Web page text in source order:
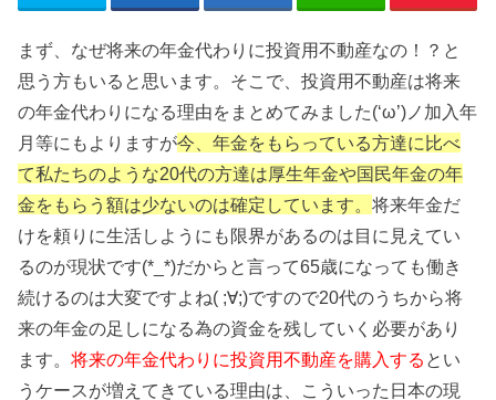
まず、なぜ将来の年金代わりに投資用不動産なの！？と
思う方もいると思います。そこで、投資用不動産は将来
の年金代わりになる理由をまとめてみました(‘ω’)ノ加入年
月等にもよりますが今、年金をもらっている方達に比べ
て私たちのような20代の方達は厚生年金や国民年金の年
金をもらう額は少ないのは確定しています。将来年金だ
けを頼りに生活しようにも限界があるのは目に見えてい
るのが現状です(*_*)だからと言って65歳になっても働き
続けるのは大変ですよね( ;∀;)ですので20代のうちから将
来の年金の足しになる為の資金を残していく必要があり
ます。将来の年金代わりに投資用不動産を購入する とい
うケースが増えてきている理由は、こういった日本の現